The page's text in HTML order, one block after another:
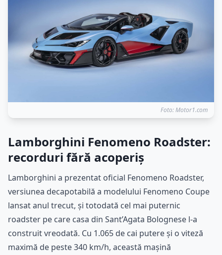
Foto: Motor1.com
Lamborghini Fenomeno Roadster:
recorduri fără acoperiș
Lamborghini a prezentat oficial Fenomeno Roadster,
versiunea decapotabilă a modelului Fenomeno Coupe
lansat anul trecut, și totodată cel mai puternic
roadster pe care casa din Sant’Agata Bolognese l-a
construit vreodată. Cu 1.065 de cai putere și o viteză
maximă de peste 340 km/h, această mașină